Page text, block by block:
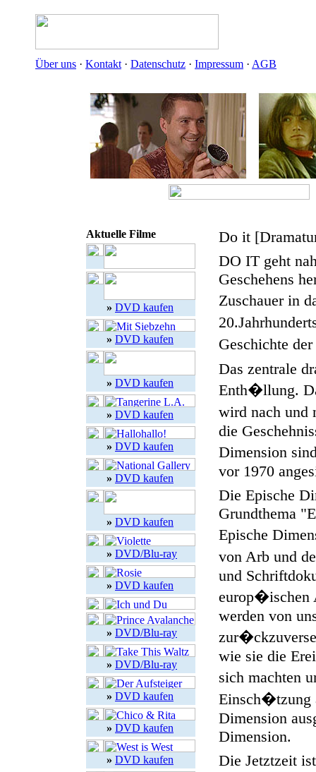
Über uns · Kontakt · Datenschutz · Impressum · AGB
Aktuelle Filme
» DVD kaufen
» DVD kaufen
» DVD kaufen
» DVD kaufen
» DVD kaufen
» DVD kaufen
» DVD kaufen
» DVD/Blu-ray
» DVD kaufen
» DVD/Blu-ray
» DVD/Blu-ray
» DVD kaufen
» DVD kaufen
» DVD kaufen
Do it
DO IT geht
Geschehens
Zuschauer in
Geschichte
Das zentrale
Enth�llung.
wird nach und
die
Dimension
vor 1970
Die Epische
Grundthema
Epische
von Arb und
und
europ�ischen
werden von
wie sie die
sich machten
Einsch�tzung
Dimension
Dimension.
Die Jetztzeit